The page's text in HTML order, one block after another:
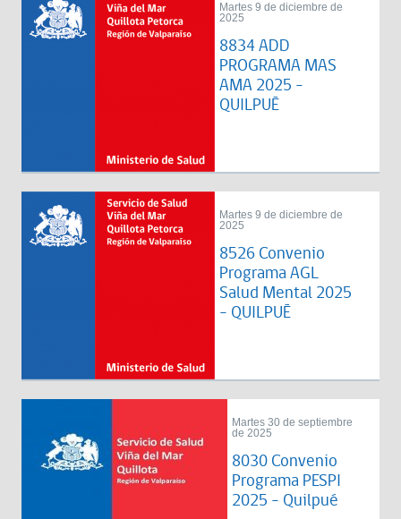
Martes 9 de diciembre de
2025
8834 ADD
PROGRAMA MAS
AMA 2025 -
QUILPUÉ
Martes 9 de diciembre de
2025
8526 Convenio
Programa AGL
Salud Mental 2025
- QUILPUÉ
Martes 30 de septiembre
de 2025
8030 Convenio
Programa PESPI
2025 - Quilpué